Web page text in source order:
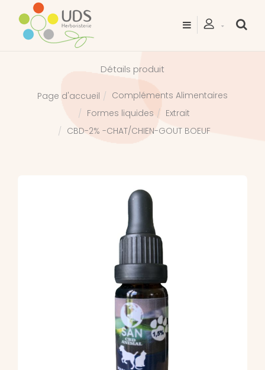
Détails produit
Page d'accueil
Compléments Alimentaires
Formes liquides
Extrait
CBD-2% -CHAT/CHIEN-GOUT BOEUF